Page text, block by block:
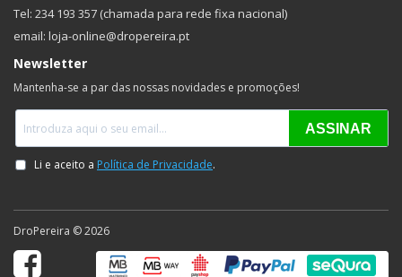
Tel: 234 193 357 (chamada para rede fixa nacional)
email: loja-online@dropereira.pt
Newsletter
Mantenha-se a par das nossas novidades e promoções!
DroPereira © 2026